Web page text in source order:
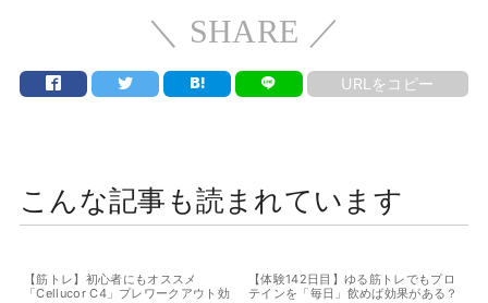
＼ SHARE ／
URLをコピー
こんな記事も読まれています
【筋トレ】初心者にもオススメ
「Cellucor C4」プレワークアウト効
【体験142日目】ゆる筋トレでもプロ
テインを「毎日」飲めば効果がある？